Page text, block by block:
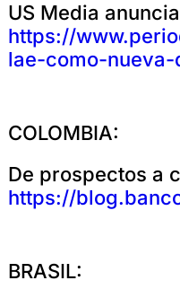
US Media
https://
lae-como-
COLOMBIA:
De prospectos a
https://
BRASIL: